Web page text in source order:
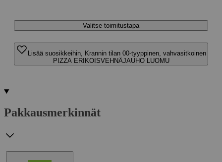
Valitse toimitustapa
Lisää suosikkeihin, Krannin tilan 00-tyyppinen, vahvasitkoinen
PIZZA ERIKOISVEHNÄJAUHO LUOMU
Pakkausmerkinnät